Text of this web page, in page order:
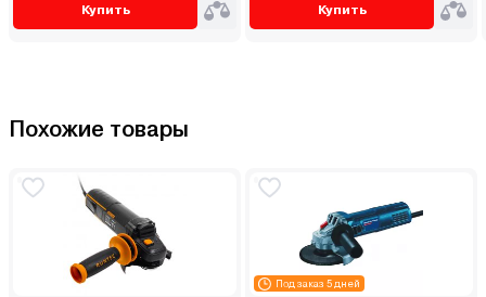
Купить Купить
Похожие товары
Под заказ 5 дней